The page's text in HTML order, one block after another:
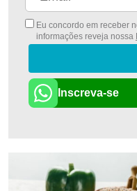
Eu concordo em receber
informações reveja nossa
Inscreva-se